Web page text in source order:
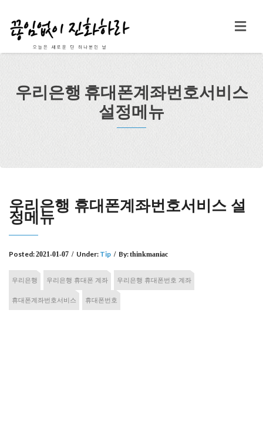
우리은행 휴대폰계좌번호서비스
설정메뉴
우리은행 휴대폰계좌번호서비스 설
정메뉴
Posted:2021-01-07 / Under: Tip / By:thinkmaniac
우리은행 우리은행 휴대폰 계좌 우리은행 휴대폰번호 계좌
휴대폰계좌번호서비스 휴대폰번호